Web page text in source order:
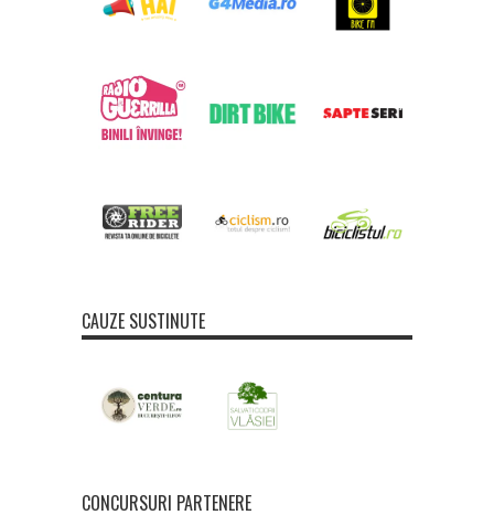
CAUZE SUSTINUTE
CONCURSURI PARTENERE